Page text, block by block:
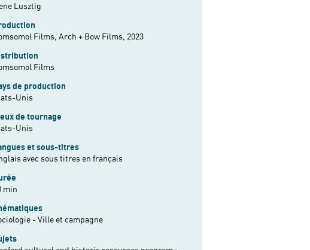
Lusztig
Films, Arch + Bow Films, 2023
Films
de production
Unis
de tournage
Unis
et sous-titres
avec sous titres en français
min
- Ville et campagne